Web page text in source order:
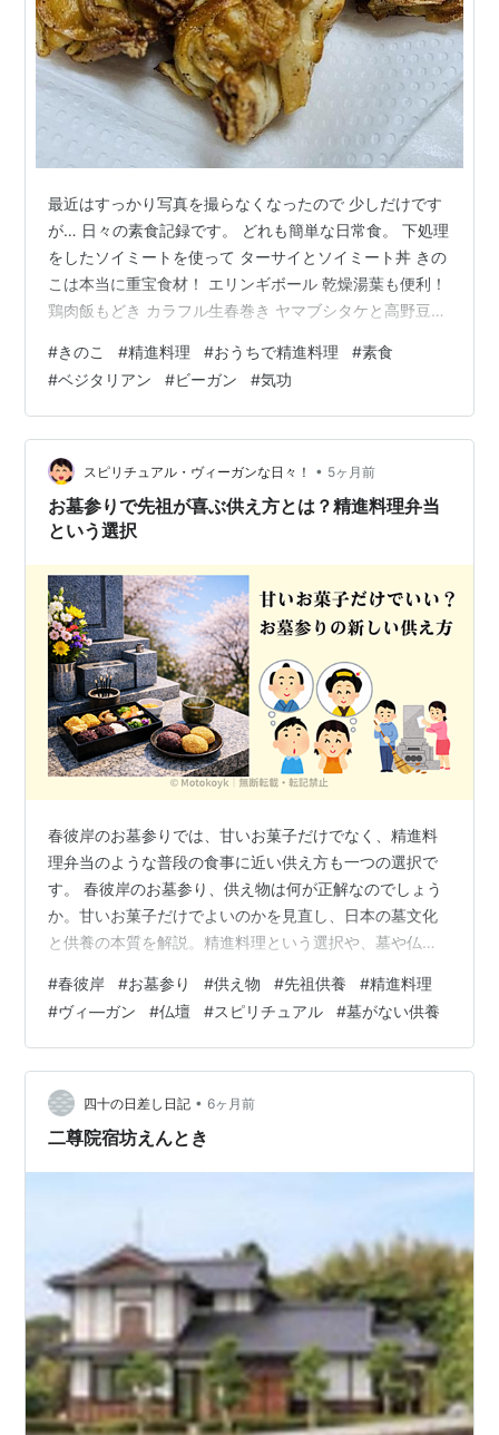
最近はすっかり写真を撮らなくなったので 少しだけです
が… 日々の素食記録です。 どれも簡単な日常食。 下処理
をしたソイミートを使って ターサイとソイミート丼 きの
こは本当に重宝食材！ エリンギボール 乾燥湯葉も便利！
鶏肉飯もどき カラフル生春巻き ヤマブシタケと高野豆腐
ので 魚の形をしたおこわです。 （買ったものです） 豆
腐製品ときのこは 本当に便利です！ www.youtube.com
www.youtube.com
#きのこ #精進料理 #おうちで精進料理 #素食
#ベジタリアン #ビーガン #気功
スピリチュアル・ヴィーガンな日々！ • 5ヶ月前
お墓参りで先祖が喜ぶ供え方とは？精進料理弁当
という選択
春彼岸のお墓参りでは、甘いお菓子だけでなく、精進料
理弁当のような普段の食事に近い供え方も一つの選択で
す。 春彼岸のお墓参り、供え物は何が正解なのでしょう
か。甘いお菓子だけでよいのかを見直し、日本の墓文化
と供養の本質を解説。精進料理という選択や、墓や仏壇
りの供え物は何がいい？精進料理という選択 春彼岸のお
墓参りと供え物の基本 お墓は「聖域」なのか？供養の現
実的な視点 供物は段階によって変わる しかし、お墓は同
じようには考えられない お墓を手放すことの難しさ 無理
のない形で守っていくという考え方 供養の考え方は「霊
の段階」によって変わる お墓参り…
#春彼岸 #お墓参り #供え物 #先祖供養 #精進料理
#ヴィ―ガン #仏壇 #スピリチュアル #墓がない供養
四十の日差し日記 • 6ヶ月前
二尊院宿坊えんとき